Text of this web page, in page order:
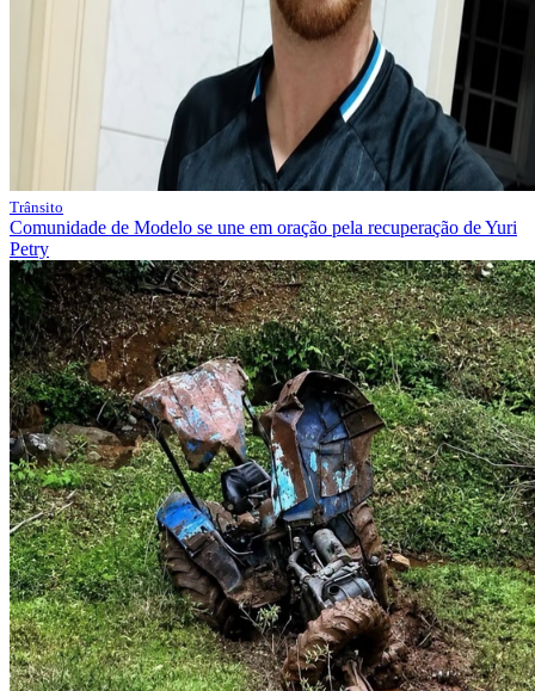
Trânsito
Comunidade de Modelo se une em oração pela recuperação de Yuri
Petry